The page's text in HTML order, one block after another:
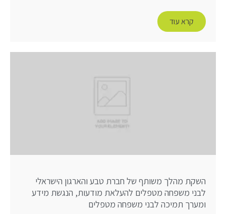
קרא עוד
השקת מהלך משותף של חברת טבע והארגון הישראלי
לבני משפחה מטפלים להעלאת מודעות, הנגשת מידע
ומערך תמיכה לבני משפחה מטפלים